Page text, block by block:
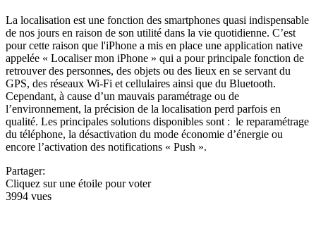
La localisation est une fonction des smartphones quasi indispensable
de nos jours en raison de son utilité dans la vie quotidienne. C’est
pour cette raison que l'iPhone a mis en place une application native
appelée « Localiser mon iPhone » qui a pour principale fonction de
retrouver des personnes, des objets ou des lieux en se servant du
GPS, des réseaux Wi-Fi et cellulaires ainsi que du Bluetooth.
Cependant, à cause d’un mauvais paramétrage ou de
l’environnement, la précision de la localisation perd parfois en
qualité. Les principales solutions disponibles sont : le reparamétrage
du téléphone, la désactivation du mode économie d’énergie ou
encore l’activation des notifications « Push ».
Partager:
Cliquez sur une étoile pour voter
3994 vues